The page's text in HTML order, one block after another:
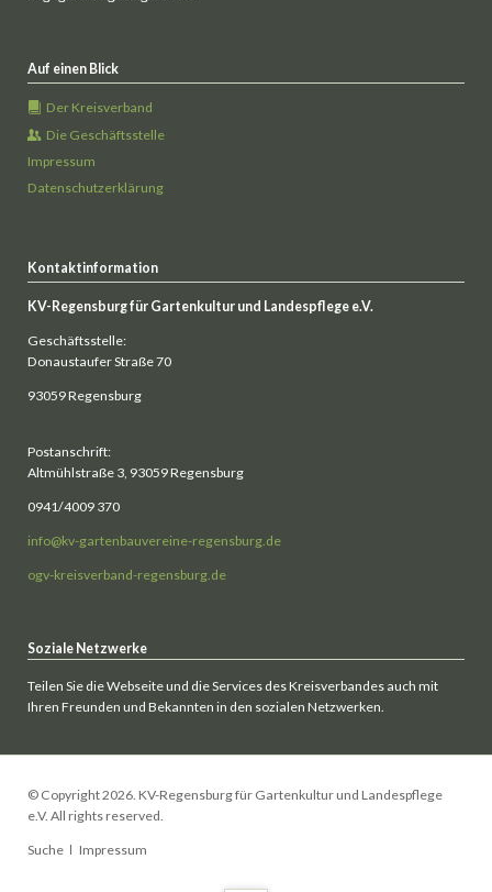
Auf einen Blick
Der Kreisverband
Die Geschäftsstelle
Impressum
Datenschutzerklärung
Kontaktinformation
KV-Regensburg für Gartenkultur und Landespflege e.V.
Geschäftsstelle:
Donaustaufer Straße 70
93059 Regensburg
Postanschrift:
Altmühlstraße 3, 93059 Regensburg
0941/4009 370
info@kv-gartenbauvereine-regensburg.de
ogv-kreisverband-regensburg.de
Soziale Netzwerke
Teilen Sie die Webseite und die Services des Kreisverbandes auch mit
Ihren Freunden und Bekannten in den sozialen Netzwerken.
© Copyright 2026. KV-Regensburg für Gartenkultur und Landespflege
e.V. All rights reserved.
Navigation
Suche Impressum